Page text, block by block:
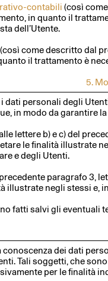
contabili(così
in quanto il
dell’Utente.
(così come descritto dal
il trattamento è
5.
dati personali degli
in modo da garantire
lettere b) e c) del
le finalità illustrate
e degli Utenti.
paragrafo 3,
illustrate negli stessi e,
fatti salvi gli eventuali
conoscenza dei dati
Tali soggetti, che
per le finalità